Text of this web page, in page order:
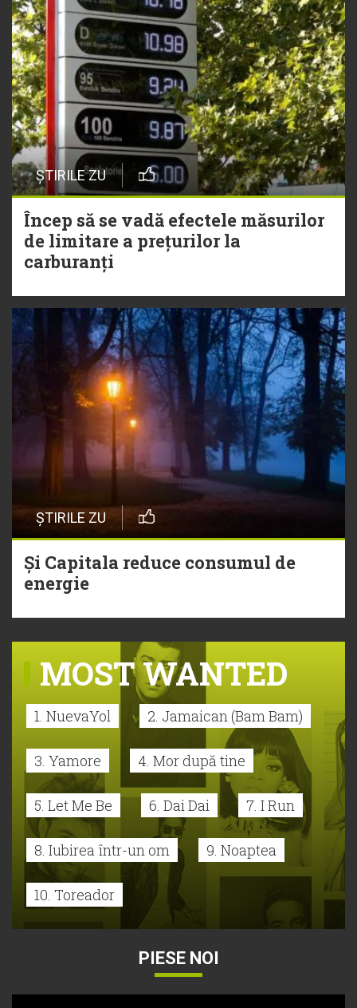
ȘTIRILE ZU
Încep să se vadă efectele măsurilor
de limitare a prețurilor la
carburanți
ȘTIRILE ZU
Și Capitala reduce consumul de
energie
MOST WANTED
1. NuevaYol 2. Jamaican (Bam Bam)
3. Yamore 4. Mor după tine
5. Let Me Be 6. Dai Dai 7. I Run
8. Iubirea într-un om 9. Noaptea
10. Toreador
PIESE NOI